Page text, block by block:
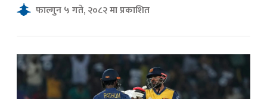
फाल्गुन ५ गते, २०८२ मा प्रकाशित